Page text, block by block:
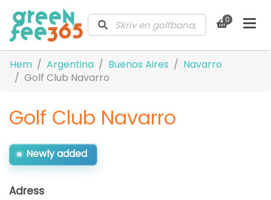
0
Hem Argentina Buenos Aires
Navarro
Golf Club Navarro
Golf Club Navarro
Newly added
Adress